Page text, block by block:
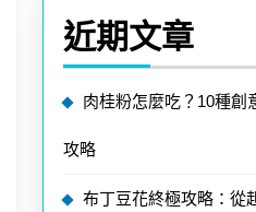
近期文章
肉桂粉怎麼吃？10種創
攻略
布丁豆花終極攻略：從